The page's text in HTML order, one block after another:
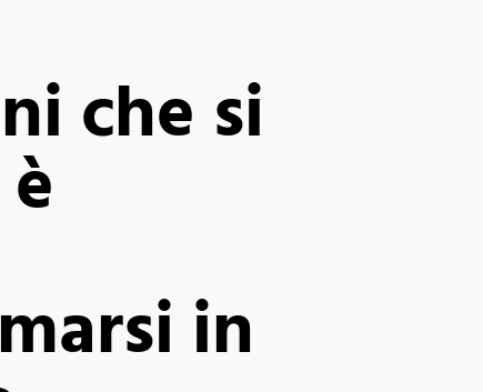
che si
in